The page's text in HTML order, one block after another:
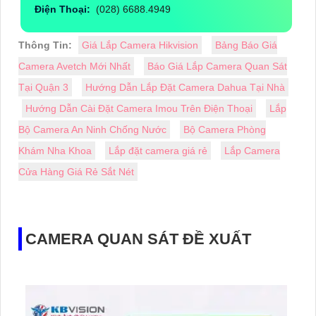
Điện Thoại: (028) 6688.4949
Thông Tin: Giá Lắp Camera Hikvision
Bảng Báo Giá
Camera Avetch Mới Nhất
Báo Giá Lắp Camera Quan Sát
Tại Quận 3
Hướng Dẫn Lắp Đặt Camera Dahua Tại Nhà
Hướng Dẫn Cài Đặt Camera Imou Trên Điện Thoại
Lắp
Bộ Camera An Ninh Chống Nước
Bộ Camera Phòng
Khám Nha Khoa
Lắp đặt camera giá rẻ
Lắp Camera
Cửa Hàng Giá Rẻ Sắt Nét
CAMERA QUAN SÁT ĐỀ XUẤT